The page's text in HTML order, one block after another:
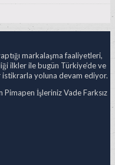
markalaşma faaliyetleri,
ilkler ile bugün Türkiye’de ve
yoluna devam ediyor.
Pimapen İşleriniz Vade Farksız